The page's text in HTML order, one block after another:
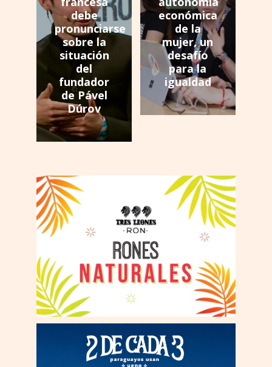
debe
pronunciarse
sobre la
situación
del
fundador
de Pável
Dúrov
económica
de la
mujer, un
desafío
para la
igualdad